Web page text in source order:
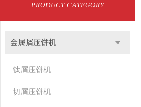
PRODUCT CATEGORY
金属屑压饼机
钛屑压饼机
切屑压饼机